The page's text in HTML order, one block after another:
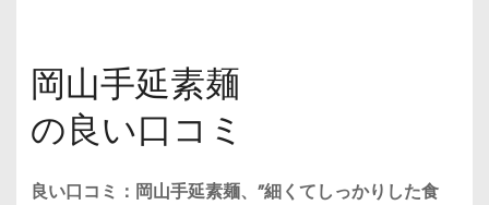
岡山手延素麺
の良い口コミ
良い口コミ：岡山手延素麺、”細くてしっかりした食